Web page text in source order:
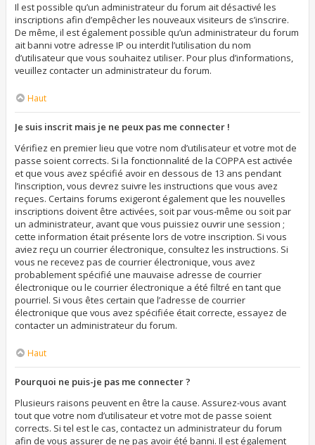
Il est possible qu’un administrateur du forum ait désactivé les
inscriptions afin d’empêcher les nouveaux visiteurs de s’inscrire.
De même, il est également possible qu’un administrateur du forum
ait banni votre adresse IP ou interdit l’utilisation du nom
d’utilisateur que vous souhaitez utiliser. Pour plus d’informations,
veuillez contacter un administrateur du forum.
Haut
Je suis inscrit mais je ne peux pas me connecter !
Vérifiez en premier lieu que votre nom d’utilisateur et votre mot de
passe soient corrects. Si la fonctionnalité de la COPPA est activée
et que vous avez spécifié avoir en dessous de 13 ans pendant
l’inscription, vous devrez suivre les instructions que vous avez
reçues. Certains forums exigeront également que les nouvelles
inscriptions doivent être activées, soit par vous-même ou soit par
un administrateur, avant que vous puissiez ouvrir une session ;
cette information était présente lors de votre inscription. Si vous
aviez reçu un courrier électronique, consultez les instructions. Si
vous ne recevez pas de courrier électronique, vous avez
probablement spécifié une mauvaise adresse de courrier
électronique ou le courrier électronique a été filtré en tant que
pourriel. Si vous êtes certain que l’adresse de courrier
électronique que vous avez spécifiée était correcte, essayez de
contacter un administrateur du forum.
Haut
Pourquoi ne puis-je pas me connecter ?
Plusieurs raisons peuvent en être la cause. Assurez-vous avant
tout que votre nom d’utilisateur et votre mot de passe soient
corrects. Si tel est le cas, contactez un administrateur du forum
afin de vous assurer de ne pas avoir été banni. Il est également